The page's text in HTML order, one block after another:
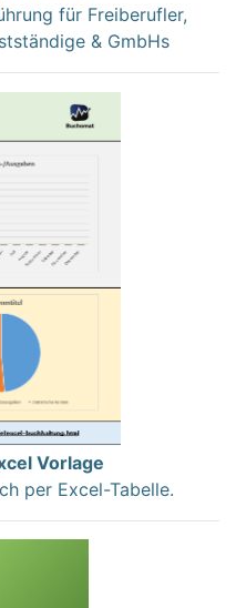
für Freiberufler,
& GmbHs
Vorlage
per Excel-Tabelle.